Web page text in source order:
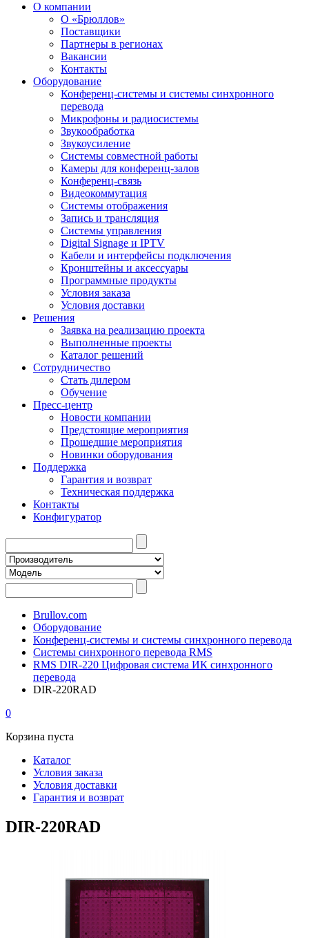
О компании
О «Брюллов»
Поставщики
Партнеры в регионах
Вакансии
Контакты
Оборудование
Конференц-системы и системы синхронного
перевода
Микрофоны и радиосистемы
Звукообработка
Звукоусиление
Системы совместной работы
Камеры для конференц-залов
Конференц-связь
Видеокоммутация
Системы отображения
Запись и трансляция
Системы управления
Digital Signage и IPTV
Кабели и интерфейсы подключения
Кронштейны и аксессуары
Программные продукты
Условия заказа
Условия доставки
Решения
Заявка на реализацию проекта
Выполненные проекты
Каталог решений
Сотрудничество
Стать дилером
Обучение
Пресс-центр
Новости компании
Предстоящие мероприятия
Прошедшие мероприятия
Новинки оборудования
Поддержка
Гарантия и возврат
Техническая поддержка
Контакты
Конфигуратор
Brullov.com
Оборудование
Конференц-системы и системы синхронного перевода
Системы синхронного перевода RMS
RMS DIR-220 Цифровая система ИК синхронного
перевода
DIR-220RAD
0
Корзина пуста
Каталог
Условия заказа
Условия доставки
Гарантия и возврат
DIR-220RAD